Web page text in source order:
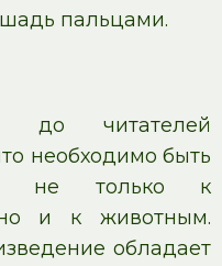
пальцами.
до читателей
необходимо быть
не только к
и к животным.
обладает